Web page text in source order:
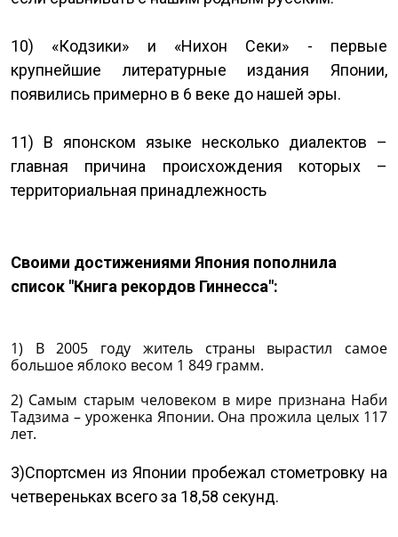
10) «Кодзики» и «Нихон Секи» - первые
крупнейшие литературные издания Японии,
появились примерно в 6 веке до нашей эры.
11) В японском языке несколько диалектов –
главная причина происхождения которых –
территориальная принадлежность
Своими достижениями Япония пополнила
список "Книга рекордов Гиннесса":
1) В 2005 году житель страны вырастил самое
большое яблоко весом 1 849 грамм.
2) Самым старым человеком в мире признана Наби
Тадзима – уроженка Японии. Она прожила целых 117
лет.
3)Спортсмен из Японии пробежал стометровку на
четвереньках всего за 18,58 секунд.